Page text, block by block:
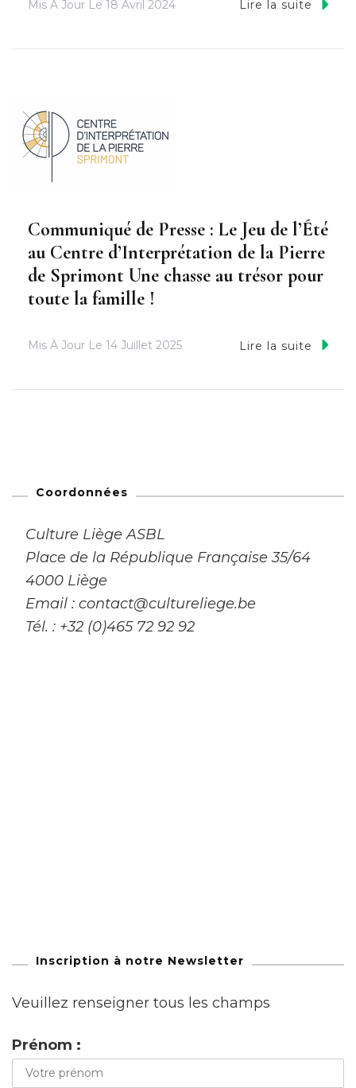
Mis À Jour Le 18 Avril 2024 Lire la suite
Communiqué de Presse : Le Jeu de l’Été
au Centre d’Interprétation de la Pierre
de Sprimont Une chasse au trésor pour
toute la famille !
Mis À Jour Le 14 Juillet 2025 Lire la suite
Coordonnées
Culture Liège ASBL
Place de la République Française 35/64
4000 Liège
Email : contact@cultureliege.be
Tél. : +32 (0)465 72 92 92
Inscription à notre Newsletter
Veuillez renseigner tous les champs
Prénom :